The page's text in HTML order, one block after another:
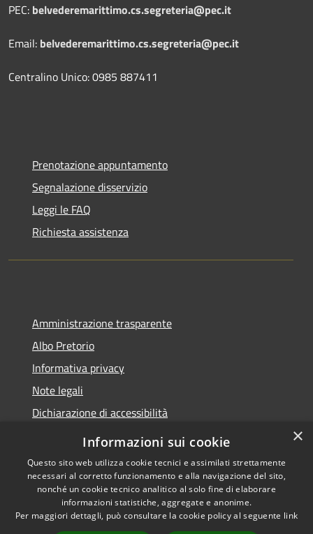
PEC: belvederemarittimo.cs.segreteria@pec.it
Email: belvederemarittimo.cs.segreteria@pec.it
Centralino Unico: 0985 887411
Prenotazione appuntamento
Segnalazione disservizio
Leggi le FAQ
Richiesta assistenza
Amministrazione trasparente
Albo Pretorio
Informativa privacy
Note legali
Dichiarazione di accessibilità
RSS
Accessibilità
Privacy
Copyright © 2026 • Comune di
Belvedere Marittimo •
Powered byMunicipium •
×
Informazioni sui cookie
Questo sito web utilizza cookie tecnici e assimilati strettamente
necessari al corretto funzionamento e alla navigazione del sito,
nonché un cookie tecnico analitico al solo fine di elaborare
informazioni statistiche, aggregate e anonime.
Per maggiori dettagli, può consultare la cookie policy al seguente link